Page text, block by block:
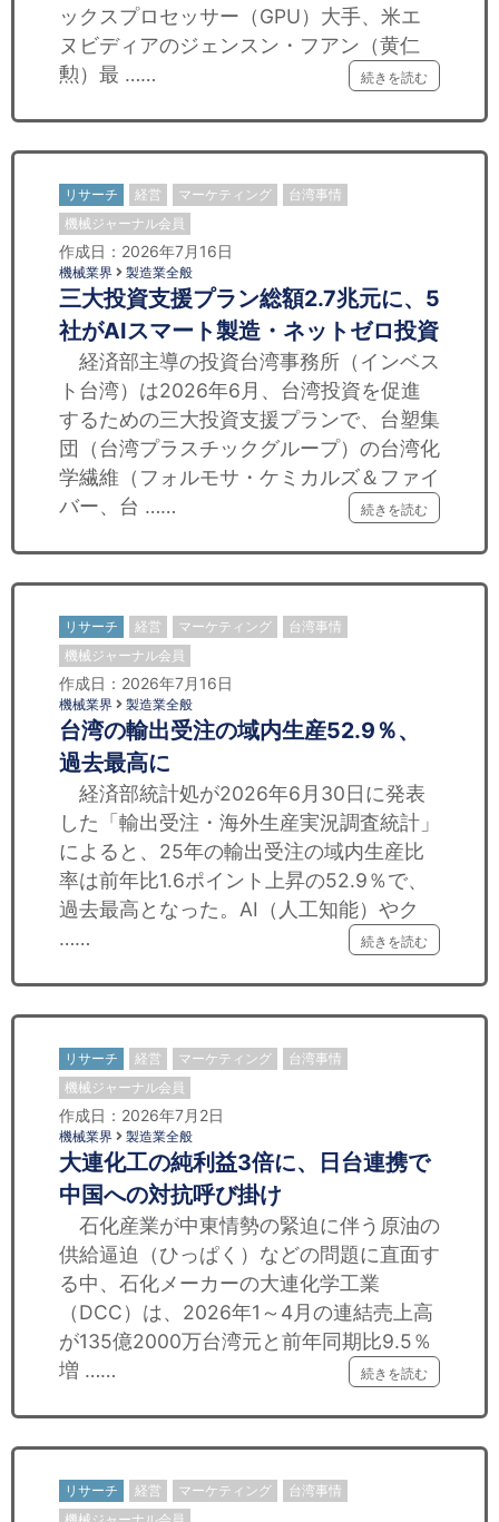
ックスプロセッサー（GPU）大手、米エ
ヌビディアのジェンスン・フアン（黄仁
勲）最 ……
続きを読む
リサーチ 経営 マーケティング
台湾事情
機械ジャーナル会員
作成日：2026年7月16日
機械業界 製造業全般
三大投資支援プラン総額2.7兆元に、5
社がAIスマート製造・ネットゼロ投資
経済部主導の投資台湾事務所（インベス
ト台湾）は2026年6月、台湾投資を促進
するための三大投資支援プランで、台塑集
団（台湾プラスチックグループ）の台湾化
学繊維（フォルモサ・ケミカルズ＆ファイ
バー、台 ……
続きを読む
リサーチ 経営 マーケティング
台湾事情
機械ジャーナル会員
作成日：2026年7月16日
機械業界 製造業全般
台湾の輸出受注の域内生産52.9％、
過去最高に
経済部統計処が2026年6月30日に発表
した「輸出受注・海外生産実況調査統計」
によると、25年の輸出受注の域内生産比
率は前年比1.6ポイント上昇の52.9％で、
過去最高となった。AI（人工知能）やク
……
続きを読む
リサーチ 経営 マーケティング
台湾事情
機械ジャーナル会員
作成日：2026年7月2日
機械業界 製造業全般
大連化工の純利益3倍に、日台連携で
中国への対抗呼び掛け
石化産業が中東情勢の緊迫に伴う原油の
供給逼迫（ひっぱく）などの問題に直面す
る中、石化メーカーの大連化学工業
（DCC）は、2026年1～4月の連結売上高
が135億2000万台湾元と前年同期比9.5％
増 ……
続きを読む
リサーチ 経営 マーケティング
台湾事情